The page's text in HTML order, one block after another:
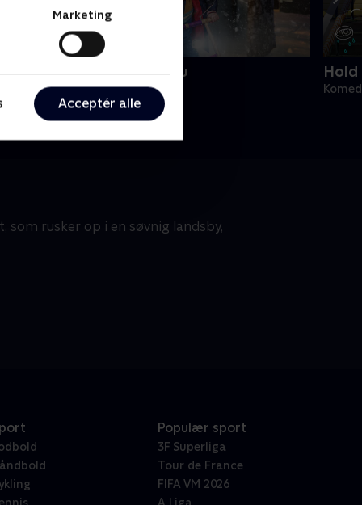
Marketing
Acceptér alle
Detektivbureau
• 1 sæsoner
Hold
rusker op i en søvnig landsby,
Populær sport
3F Superliga
Tour de France
FIFA VM 2026